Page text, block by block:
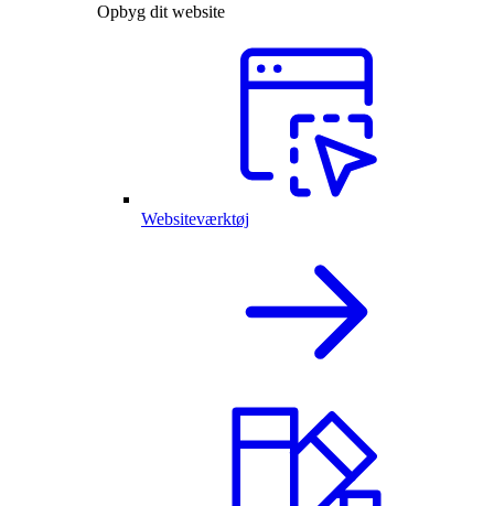
Opbyg dit website
Websiteværktøj